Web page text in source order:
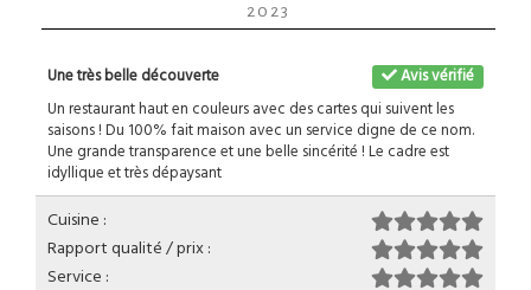
2023
Avis vérifié
Une très belle découverte
Un restaurant haut en couleurs avec des cartes qui suivent les
saisons ! Du 100% fait maison avec un service digne de ce nom.
Une grande transparence et une belle sincérité ! Le cadre est
idyllique et très dépaysant
Cuisine :
Rapport qualité / prix :
Service :